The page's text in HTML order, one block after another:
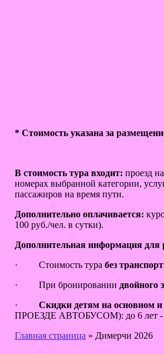
* Стоимость указана за
В стоимость тура входит: проезд
номерах выбранной категории,
пассажиров на время пути.
Дополнительно оплачивается:
100 руб./чел. в сутки).
Дополнительная информация для
· Стоимость тура без
· При бронировании двойного
· Скидки детям на основном и
ПРОЕЗДЕ АВТОБУСОМ): до 6 лет -
Главная страница » Димерчи 2026